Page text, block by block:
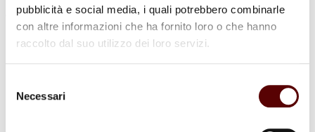
pubblicità e social media, i quali potrebbero combinarle
con altre informazioni che ha fornito loro o che hanno
raccolto dal suo utilizzo dei loro servizi.
delNecessari
Commenti (3)